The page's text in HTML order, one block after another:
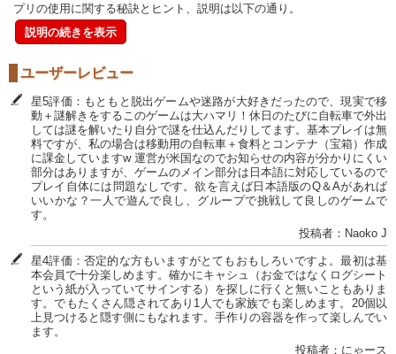
プリの使用に関する秘訣とヒント、説明は以下の通り。
説明の続きを表示
ユーザーレビュー
星5評価：もともと脱出ゲームや迷路が大好きだったので、現実で移
動＋謎解きをするこのゲームは大ハマリ！休日のたびに自転車で外出
しては謎を解いたり自分で謎を仕込んだりしてます。基本プレイは無
料ですが、私の場合は移動用の自転車＋食料とコンテナ（宝箱）作成
に課金していますw 運営が米国なのでお知らせの内容が分かりにくい
部分はありますが、ゲームのメイン部分は日本語に対応しているので
プレイ自体には問題なしです。欲を言えば日本語版のQ＆Aがあれば
いいかな？一人で遊んで良し、グループで挑戦して良しのゲームで
す。
投稿者：Naoko J
星4評価：否定的な方もいますがとてもおもしろいですよ。最初は基
本会員で十分楽しめます。確かにキャシュ（お金ではなくログシート
という紙が入っていてサインする）を探しに行くと無いこともありま
す。でもたくさん隠されてあり1人でも家族でも楽しめます。20個以
上見つけると隠す側にもなれます。手作りの容器を作って楽しんでい
ます。
投稿者：にゃース